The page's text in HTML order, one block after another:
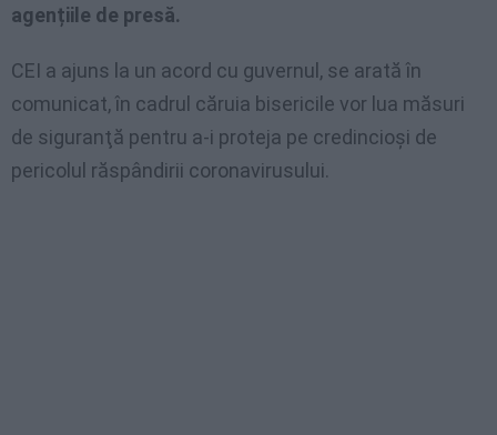
agențiile de presă.
CEI a ajuns la un acord cu guvernul, se arată în
comunicat, în cadrul căruia bisericile vor lua măsuri
de siguranţă pentru a-i proteja pe credincioşi de
pericolul răspândirii coronavirusului.